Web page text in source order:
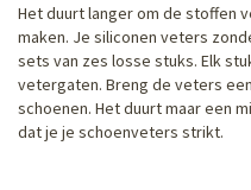
Het duurt langer om de stoffen
maken. Je siliconen veters
sets van zes losse stuks. Elk
vetergaten. Breng de veters
schoenen. Het duurt maar een
dat je je schoenveters strikt.